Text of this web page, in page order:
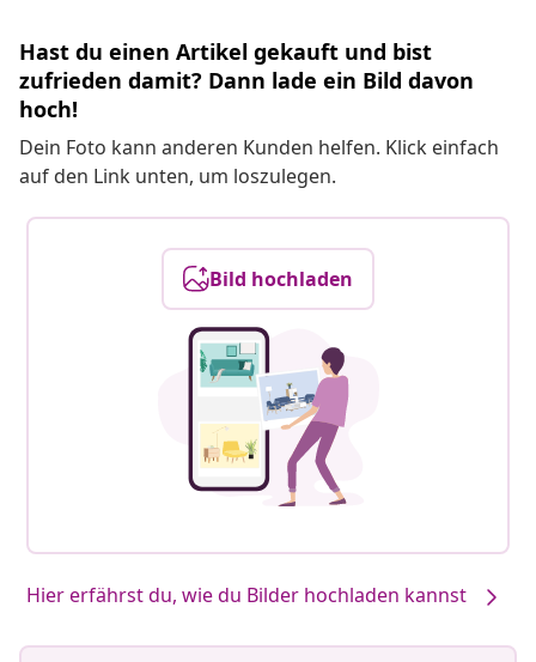
Hast du einen Artikel gekauft und bist
zufrieden damit? Dann lade ein Bild davon
hoch!
Dein Foto kann anderen Kunden helfen. Klick einfach
auf den Link unten, um loszulegen.
Bild hochladen
Hier erfährst du, wie du Bilder hochladen kannst